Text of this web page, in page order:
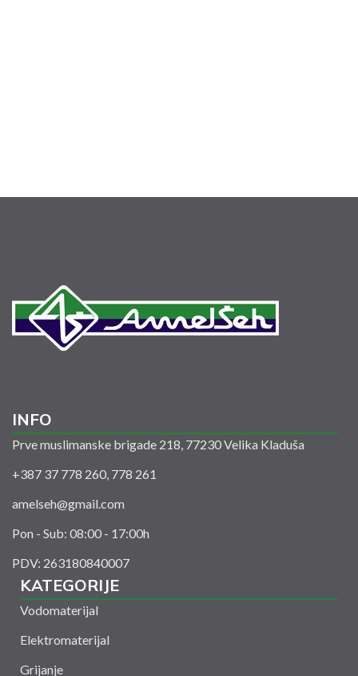
INFO
Prve muslimanske brigade 218, 77230 Velika Kladuša
+387 37 778 260, 778 261
amelseh@gmail.com
Pon - Sub: 08:00 - 17:00h
PDV: 263180840007
KATEGORIJE
Vodomaterijal
Elektromaterijal
Grijanje